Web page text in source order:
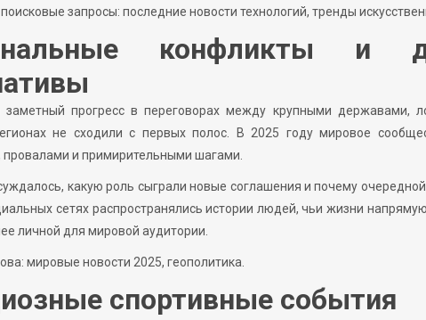
запросы: последние новости технологий, тренды
конфликты и
заметный прогресс в переговорах между крупными державами,
не сходили с первых полос. В 2025 году мировое
провалами и примирительными шагами.
какую роль сыграли новые соглашения и почему
сетях распространялись истории людей, чьи жизни
личной для мировой аудитории.
мировые новости 2025, геополитика.
спортивные события